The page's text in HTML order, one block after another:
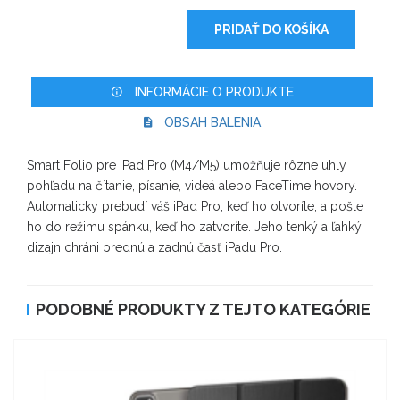
PRIDAŤ DO KOŠÍKA
INFORMÁCIE O PRODUKTE
OBSAH BALENIA
Smart Folio pre iPad Pro (M4/M5) umožňuje rôzne uhly
pohľadu na čítanie, písanie, videá alebo FaceTime hovory.
Automaticky prebudí váš iPad Pro, keď ho otvoríte, a pošle
ho do režimu spánku, keď ho zatvoríte. Jeho tenký a ľahký
dizajn chráni prednú a zadnú časť iPadu Pro.
PODOBNÉ PRODUKTY Z TEJTO KATEGÓRIE